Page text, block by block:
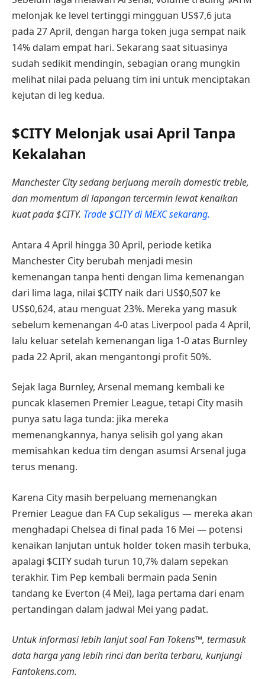
melonjak ke level tertinggi mingguan US$7,6 juta
pada 27 April, dengan harga token juga sempat naik
14% dalam empat hari. Sekarang saat situasinya
sudah sedikit mendingin, sebagian orang mungkin
melihat nilai pada peluang tim ini untuk menciptakan
kejutan di leg kedua.
$CITY Melonjak usai April Tanpa
Kekalahan
Manchester City sedang berjuang meraih domestic treble,
dan momentum di lapangan tercermin lewat kenaikan
kuat pada $CITY. Trade $CITY di MEXC sekarang.
Antara 4 April hingga 30 April, periode ketika
Manchester City berubah menjadi mesin
kemenangan tanpa henti dengan lima kemenangan
dari lima laga, nilai $CITY naik dari US$0,507 ke
US$0,624, atau menguat 23%. Mereka yang masuk
sebelum kemenangan 4-0 atas Liverpool pada 4 April,
lalu keluar setelah kemenangan liga 1-0 atas Burnley
pada 22 April, akan mengantongi profit 50%.
Sejak laga Burnley, Arsenal memang kembali ke
puncak klasemen Premier League, tetapi City masih
punya satu laga tunda: jika mereka
memenangkannya, hanya selisih gol yang akan
memisahkan kedua tim dengan asumsi Arsenal juga
terus menang.
Karena City masih berpeluang memenangkan
Premier League dan FA Cup sekaligus — mereka akan
menghadapi Chelsea di final pada 16 Mei — potensi
kenaikan lanjutan untuk holder token masih terbuka,
apalagi $CITY sudah turun 10,7% dalam sepekan
terakhir. Tim Pep kembali bermain pada Senin
tandang ke Everton (4 Mei), laga pertama dari enam
pertandingan dalam jadwal Mei yang padat.
Untuk informasi lebih lanjut soal Fan Tokens™, termasuk
data harga yang lebih rinci dan berita terbaru, kunjungi
Fantokens.com.